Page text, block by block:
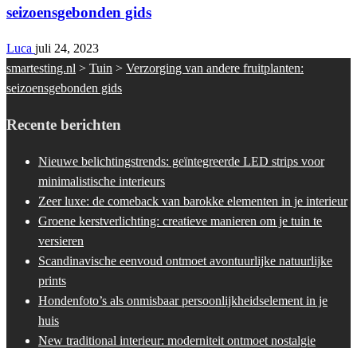
seizoensgebonden gids
Luca juli 24, 2023
smartesting.nl > Tuin > Verzorging van andere fruitplanten:
seizoensgebonden gids
Recente berichten
Nieuwe belichtingstrends: geïntegreerde LED strips voor
minimalistische interieurs
Zeer luxe: de comeback van barokke elementen in je interieur
Groene kerstverlichting: creatieve manieren om je tuin te
versieren
Scandinavische eenvoud ontmoet avontuurlijke natuurlijke
prints
Hondenfoto’s als onmisbaar persoonlijkheidselement in je
huis
New traditional interieur: moderniteit ontmoet nostalgie